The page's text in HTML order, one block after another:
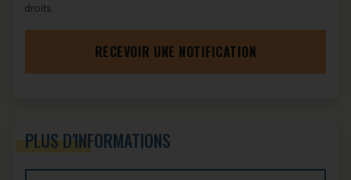
droits.
RECEVOIR UNE NOTIFICATION
PLUS D'INFORMATIONS